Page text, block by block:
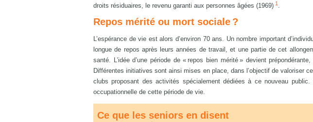
droits résiduaires, le revenu garanti aux personnes âgées (1969) 1 .
Repos mérité ou mort sociale ?
L’espérance de vie est alors d’environ 70 ans. Un nombre important
longue de repos après leurs années de travail, et une partie de cet
santé. L’idée d’une période de « repos bien mérité » devient
Différentes initiatives sont ainsi mises en place, dans l’objectif de valoriser
clubs proposant des activités spécialement dédiées à ce nouveau
occupationnelle de cette période de vie.
Ce que les seniors en disent